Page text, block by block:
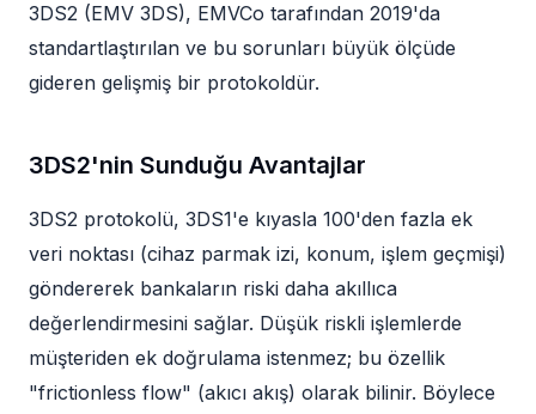
3DS2 (EMV 3DS), EMVCo tarafından 2019'da
standartlaştırılan ve bu sorunları büyük ölçüde
gideren gelişmiş bir protokoldür.
3DS2'nin Sunduğu Avantajlar
3DS2 protokolü, 3DS1'e kıyasla 100'den fazla ek
veri noktası (cihaz parmak izi, konum, işlem geçmişi)
göndererek bankaların riski daha akıllıca
değerlendirmesini sağlar. Düşük riskli işlemlerde
müşteriden ek doğrulama istenmez; bu özellik
"frictionless flow" (akıcı akış) olarak bilinir. Böylece